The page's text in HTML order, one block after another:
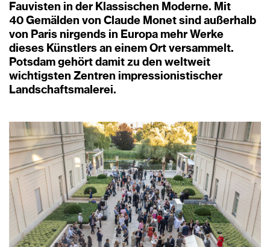
Fauvisten in der Klassischen Moderne. Mit
40 Gemälden von Claude Monet sind außerhalb
von Paris nirgends in Europa mehr Werke
dieses Künstlers an einem Ort versammelt.
Potsdam gehört damit zu den weltweit
wichtigsten Zentren impressionistischer
Landschaftsmalerei.